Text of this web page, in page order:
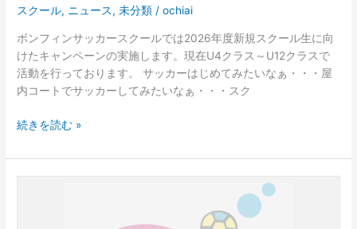
スクール, ニュース,未分類 /ochiai
ボンフィンサッカースクールでは2026年度新規スクール生に向
けたキャンペーンの実施します。現在U4クラス～U12クラスで
活動を行っております。 サッカーはじめてみたいなぁ・・・屋
内コートでサッカーしてみたいなぁ・・・スク
続きを読む »